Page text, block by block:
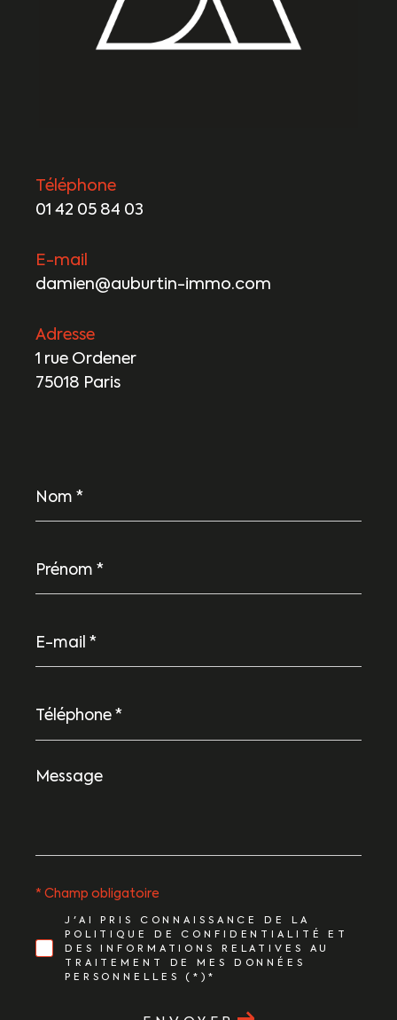
Téléphone
01 42 05 84 03
E-mail
damien@auburtin-immo.com
Adresse
1 rue Ordener
75018 Paris
*
*
mail
*
Message
*
J'AI PRIS CONNAISSANCE DE LA
POLITIQUE DE CONFIDENTIALITÉ ET
DES INFORMATIONS RELATIVES AU
TRAITEMENT DE MES DONNÉES
PERSONNELLES (*)*
* Champ obligatoire